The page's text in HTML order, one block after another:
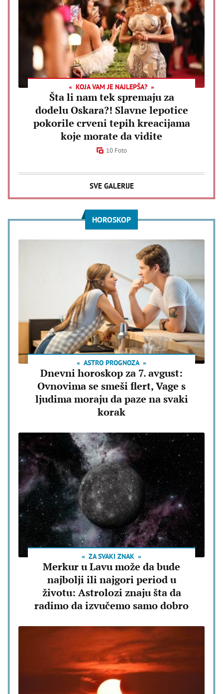
KOJA VAM JE NAJLEPŠA?
Šta li nam tek spremaju za
dodelu Oskara?! Slavne lepotice
pokorile crveni tepih kreacijama
koje morate da vidite
10 Foto
SVE GALERIJE
HOROSKOP
ASTRO PROGNOZA
Dnevni horoskop za 7. avgust:
Ovnovima se smeši flert, Vage s
ljudima moraju da paze na svaki
korak
ZA SVAKI ZNAK
Merkur u Lavu može da bude
najbolji ili najgori period u
životu: Astrolozi znaju šta da
radimo da izvučemo samo dobro